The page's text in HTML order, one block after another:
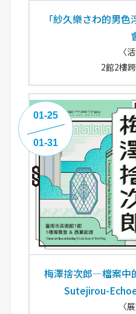
「紗久樂さわ的男
〈
2館2樓
梅澤捨次郎—檔案中
Sutejirou-
〈
01-25
01-31